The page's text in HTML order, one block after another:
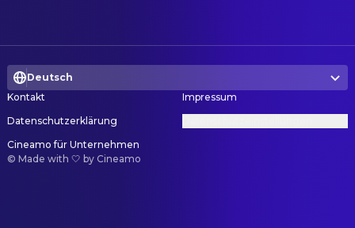
Deutsch
Kontakt
Impressum
Datenschutzerklärung
Cineamo für Unternehmen
© Made with 🤍 by Cineamo